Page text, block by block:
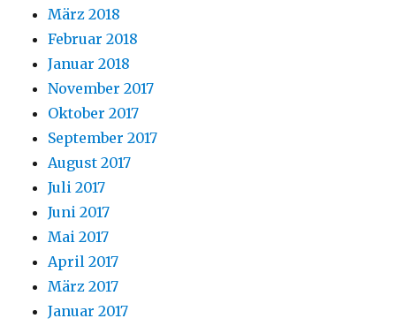
März 2018
Februar 2018
Januar 2018
November 2017
Oktober 2017
September 2017
August 2017
Juli 2017
Juni 2017
Mai 2017
April 2017
März 2017
Januar 2017